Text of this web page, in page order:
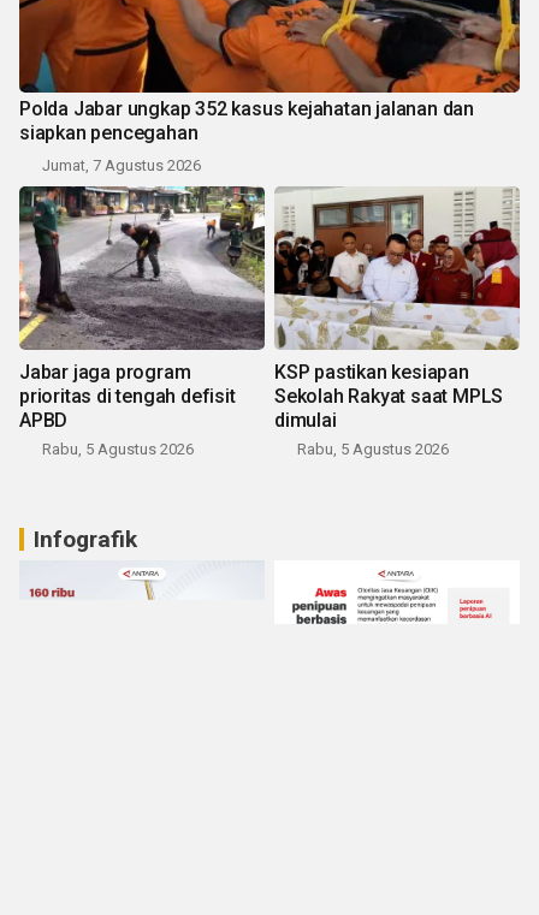
Polda Jabar ungkap 352 kasus kejahatan jalanan dan
siapkan pencegahan
Jumat, 7 Agustus 2026
Jabar jaga program
prioritas di tengah defisit
APBD
Rabu, 5 Agustus 2026
KSP pastikan kesiapan
Sekolah Rakyat saat MPLS
dimulai
Rabu, 5 Agustus 2026
Infografik